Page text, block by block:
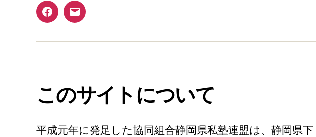
Facebook
メ
ル
このサイトについて
平成元年に発足した協同組合静岡県私塾連盟は、静岡県下